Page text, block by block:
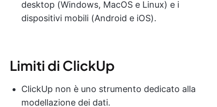
desktop (Windows, MacOS e Linux) e i
dispositivi mobili (Android e iOS).
Limiti di ClickUp
ClickUp non è uno strumento dedicato alla
modellazione dei dati.